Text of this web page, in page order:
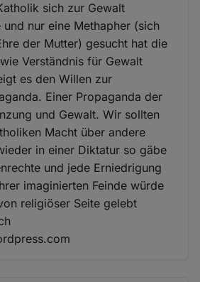
sich zur Gewalt
nur eine Methapher (sich
der Mutter) gesucht hat die
Verständnis für Gewalt
es den Willen zur
Einer Propaganda der
und Gewalt. Wir sollten
Macht über andere
in einer Diktatur so gäbe
und jede Erniedrigung
imaginierten Feinde würde
religiöser Seite gelebt